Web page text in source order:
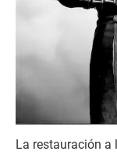
La restauración